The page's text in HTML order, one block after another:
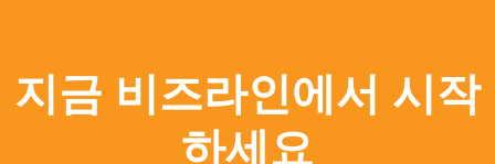
지금 비즈라인에서 시작
하세요